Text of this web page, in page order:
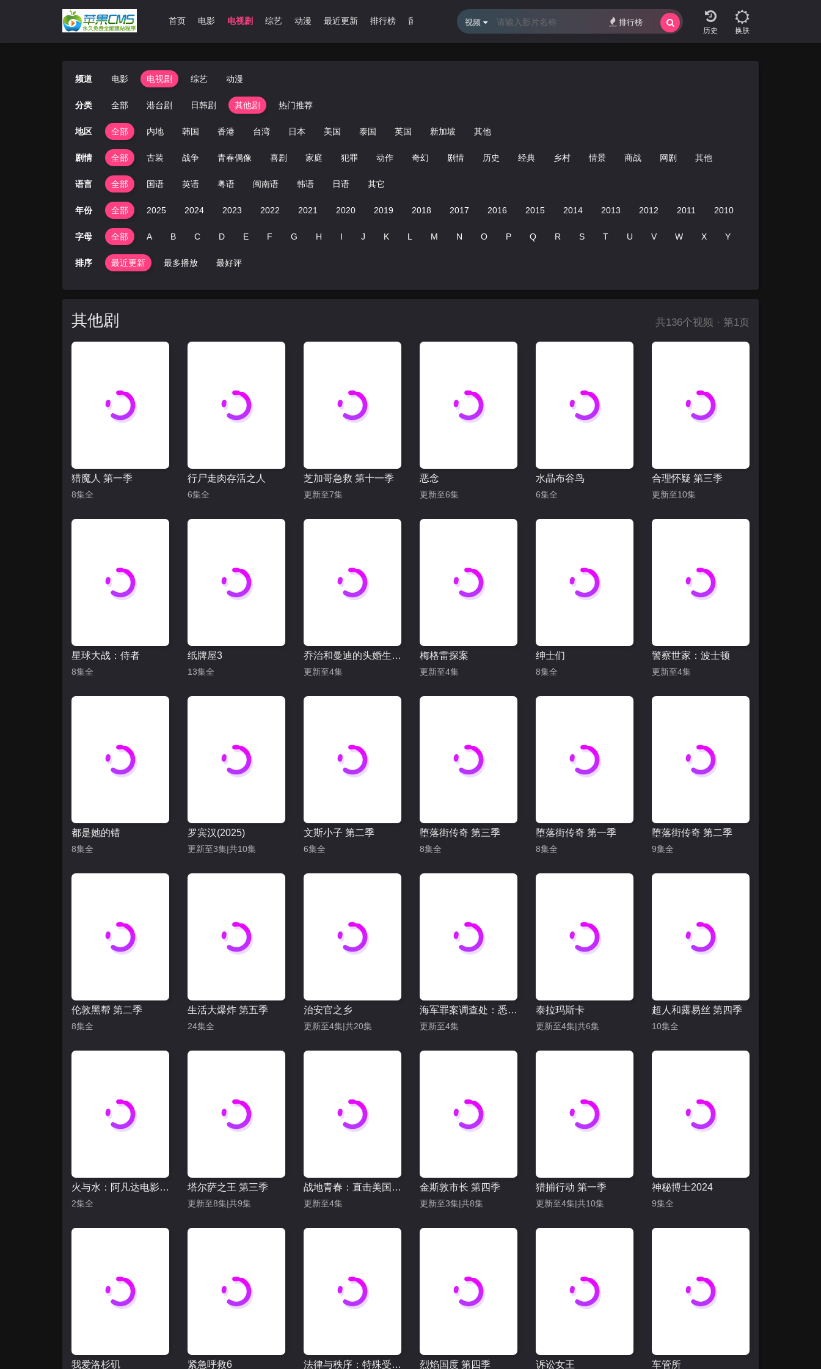
首页 电影 电视剧 综艺 动漫 最近更新 排行榜 留言报错
换肤
视频 排行榜
频道 电影 电视剧 综艺 动漫
分类 全部 港台剧 日韩剧 其他剧 热门推荐
地区 全部 内地 韩国 香港 台湾 日本 美国 泰国 英国 新加坡 其他
剧情 全部 古装 战争 青春偶像 喜剧 家庭 犯罪 动作 奇幻 剧情 历史 经典 乡村 情景 商战 网剧 其他
语言 全部 国语 英语 粤语 闽南语 韩语 日语 其它
年份 全部 2025 2024 2023 2022 2021 2020 2019 2018 2017 2016 2015 2014 2013 2012 2011 2010
字母 全部 A B C D E F G H I J K L M N O P Q R S T U V W X Y
排序 最近更新 最多播放 最好评
其他剧 共136个视频 · 第1页
猎魔人 第一季
8集全
行尸走肉存活之人
6集全
芝加哥急救 第十一季
更新至7集
恶念
更新至6集
水晶布谷鸟
6集全
合理怀疑 第三季
更新至10集
星球大战：侍者
8集全
纸牌屋3
13集全
乔治和曼迪的头婚生活 第二季
更新至4集
梅格雷探案
更新至4集
绅士们
8集全
警察世家：波士顿
更新至4集
都是她的错
8集全
罗宾汉(2025)
更新至3集|共10集
文斯小子 第二季
6集全
堕落街传奇 第三季
8集全
堕落街传奇 第一季
8集全
堕落街传奇 第二季
9集全
伦敦黑帮 第二季
8集全
生活大爆炸 第五季
24集全
治安官之乡
更新至4集|共20集
海军罪案调查处：悉尼 第三季
更新至4集
泰拉玛斯卡
更新至4集|共6集
超人和露易丝 第四季
10集全
火与水：阿凡达电影制作特辑
2集全
塔尔萨之王 第三季
更新至8集|共9集
战地青春：直击美国海军陆战队
更新至4集
金斯敦市长 第四季
更新至3集|共8集
猎捕行动 第一季
更新至4集|共10集
神秘博士2024
9集全
我爱洛杉矶 紧急呼救6 法律与秩序：特殊受害者 第二十七季 烈焰国度 第四季 诉讼女王 车管所